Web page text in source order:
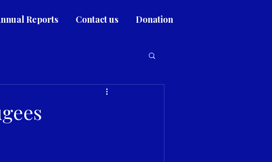
Reports Contact us Donation